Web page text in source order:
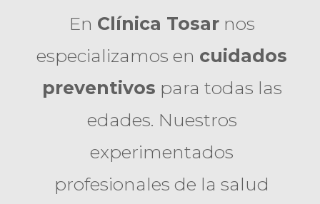
En Clínica Tosarnos
especializamos en cuidados
preventivos para todas las
edades. Nuestros
experimentados
profesionales de la salud